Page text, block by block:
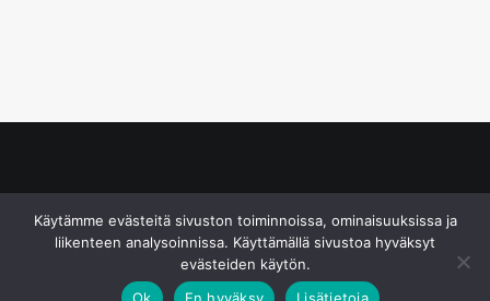
Käytämme evästeitä sivuston toiminnoissa, ominaisuuksissa ja
liikenteen analysoinnissa. Käyttämällä sivustoa hyväksyt
evästeiden käytön.
Ok
En hyväksy Lisätietoja